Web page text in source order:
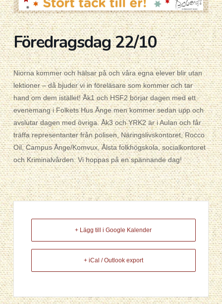
Föredragsdag 22/10
Niorna kommer och hälsar på och våra egna elever blir utan
lektioner – då bjuder vi in föreläsare som kommer och tar
hand om dem istället! Åk1 och HSF2 börjar dagen med ett
evenemang i Folkets Hus Ånge men kommer sedan upp och
avslutar dagen med övriga. Åk3 och YRK2 är i Aulan och får
träffa representanter från polisen, Näringslivskontoret, Rocco
Oil, Campus Ånge/Komvux, Ålsta folkhögskola, socialkontoret
och Kriminalvården. Vi hoppas på en spännande dag!
+ Lägg till i Google Kalender
+ iCal / Outlook export